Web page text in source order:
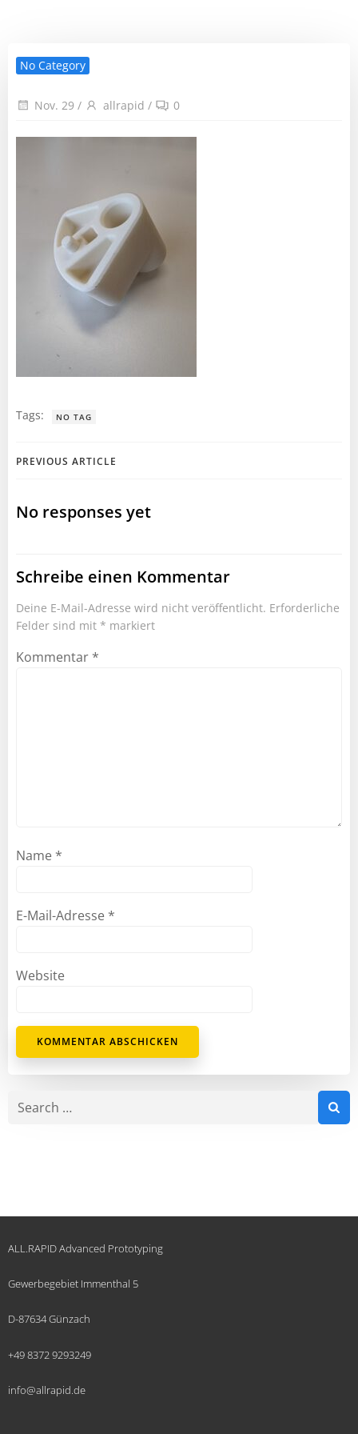
No Category
Nov. 29 / allrapid / 0
Tags: NO TAG
Post
PREVIOUS ARTICLE
No responses yet
Schreibe einen Kommentar
Deine E-Mail-Adresse wird nicht veröffentlicht. Erforderliche
Felder sind mit * markiert
Kommentar *
Name *
E-Mail-Adresse *
Website
Search
ALL.RAPID Advanced Prototyping
Gewerbegebiet Immenthal 5
D-87634 Günzach
+49 8372 9293249
info@allrapid.de